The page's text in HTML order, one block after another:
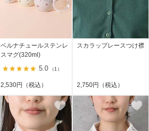
ベルナチュールステンレ
スマグ(320ml)
5.0 （1）
2,530円（税込）
スカラップレースつけ襟
2,750円（税込）